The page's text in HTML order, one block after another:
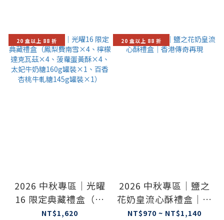
20 盒以上 88 折
2026 中秋專區｜光曜
16 限定典藏禮盒（鳳
梨費南雪×4、檸檬達
NT$1,620
20 盒以上 88 折
2026 中秋專區｜鹽之
花奶皇流心酥禮盒｜香
港傳奇再現
NT$970 ~ NT$1,140